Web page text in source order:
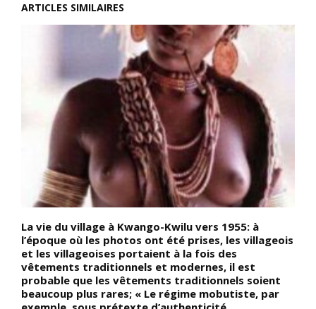
ARTICLES SIMILAIRES
La vie du village à Kwango-Kwilu vers 1955: à
l’époque où les photos ont été prises, les villageois
et les villageoises portaient à la fois des
vêtements traditionnels et modernes, il est
probable que les vêtements traditionnels soient
beaucoup plus rares; « Le régime mobutiste, par